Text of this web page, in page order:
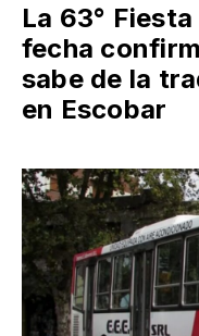
La 63°
fecha
sabe de la
en Escobar